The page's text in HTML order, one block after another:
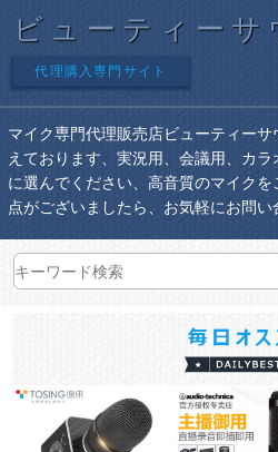
ビューティーサ
代理購入専門サイト
マイク専門代理販売店ビューティー
えております、実況用、会議用、カ
に選んでください、高音質のマイク
点がございましたら、お気軽にお問い